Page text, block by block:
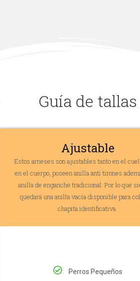
Guía de tallas
Ajustable
Estos arneses son ajustables tanto en el
en el cuerpo, poseen anilla anti tirones
anilla de enganche tradicional. Por lo que
quedará una anilla vacía disponible para
chapita identificativa.
Perros Pequeños